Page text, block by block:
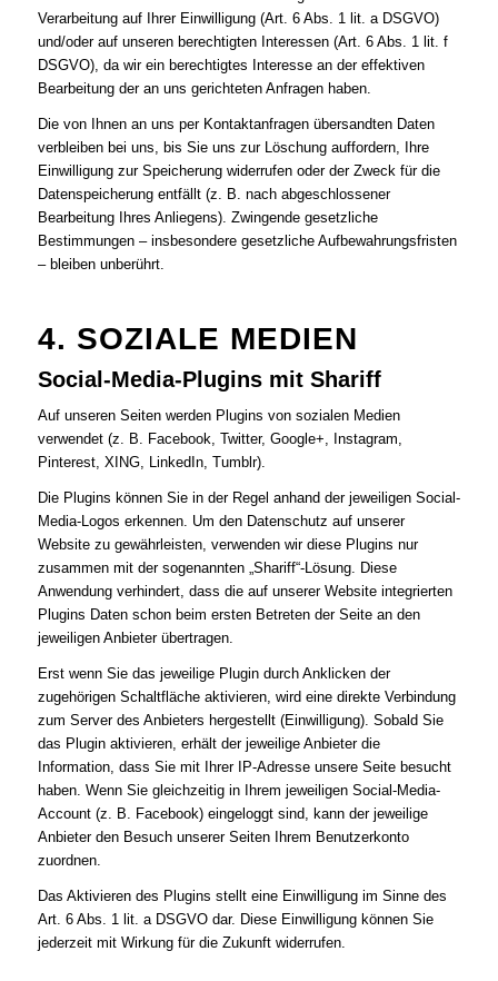
Verarbeitung auf Ihrer Einwilligung (Art. 6 Abs. 1 lit. a DSGVO)
und/oder auf unseren berechtigten Interessen (Art. 6 Abs. 1 lit. f
DSGVO), da wir ein berechtigtes Interesse an der effektiven
Bearbeitung der an uns gerichteten Anfragen haben.
Die von Ihnen an uns per Kontaktanfragen übersandten Daten
verbleiben bei uns, bis Sie uns zur Löschung auffordern, Ihre
Einwilligung zur Speicherung widerrufen oder der Zweck für die
Datenspeicherung entfällt (z. B. nach abgeschlossener
Bearbeitung Ihres Anliegens). Zwingende gesetzliche
Bestimmungen – insbesondere gesetzliche Aufbewahrungsfristen
– bleiben unberührt.
4. SOZIALE MEDIEN
Social-Media-Plugins mit Shariff
Auf unseren Seiten werden Plugins von sozialen Medien
verwendet (z. B. Facebook, Twitter, Google+, Instagram,
Pinterest, XING, LinkedIn, Tumblr).
Die Plugins können Sie in der Regel anhand der jeweiligen Social-
Media-Logos erkennen. Um den Datenschutz auf unserer
Website zu gewährleisten, verwenden wir diese Plugins nur
zusammen mit der sogenannten „Shariff“-Lösung. Diese
Anwendung verhindert, dass die auf unserer Website integrierten
Plugins Daten schon beim ersten Betreten der Seite an den
jeweiligen Anbieter übertragen.
Erst wenn Sie das jeweilige Plugin durch Anklicken der
zugehörigen Schaltfläche aktivieren, wird eine direkte Verbindung
zum Server des Anbieters hergestellt (Einwilligung). Sobald Sie
das Plugin aktivieren, erhält der jeweilige Anbieter die
Information, dass Sie mit Ihrer IP-Adresse unsere Seite besucht
haben. Wenn Sie gleichzeitig in Ihrem jeweiligen Social-Media-
Account (z. B. Facebook) eingeloggt sind, kann der jeweilige
Anbieter den Besuch unserer Seiten Ihrem Benutzerkonto
zuordnen.
Das Aktivieren des Plugins stellt eine Einwilligung im Sinne des
Art. 6 Abs. 1 lit. a DSGVO dar. Diese Einwilligung können Sie
jederzeit mit Wirkung für die Zukunft widerrufen.